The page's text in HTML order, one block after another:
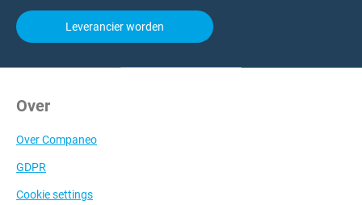
Leverancier worden
Over
Over Companeo
GDPR
Cookie settings